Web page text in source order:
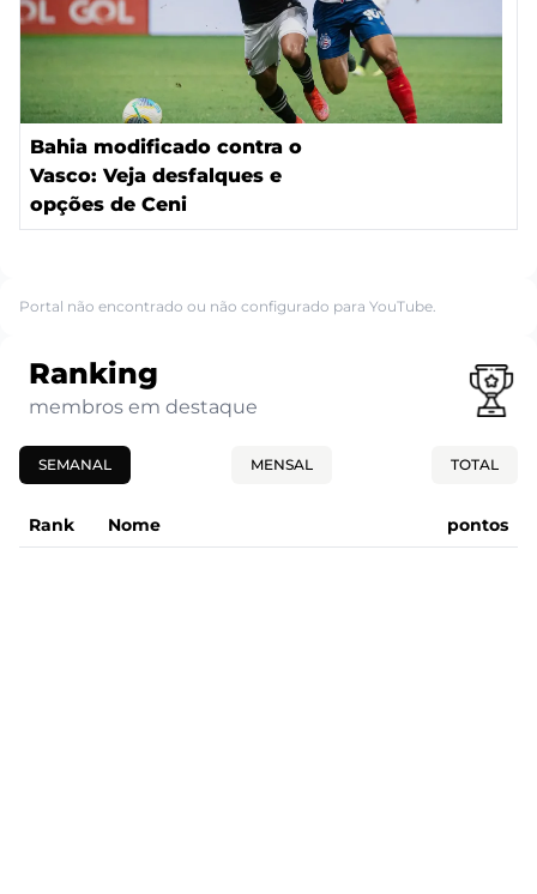
Bahia modificado contra o
Vasco: Veja desfalques e
opções de Ceni
Portal não encontrado ou não configurado para YouTube.
Ranking
membros em destaque
SEMANAL MENSAL TOTAL
Rank Nome pontos